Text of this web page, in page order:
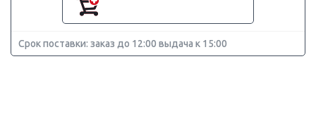
Срок поставки: заказ до 12:00 выдача к 15:00